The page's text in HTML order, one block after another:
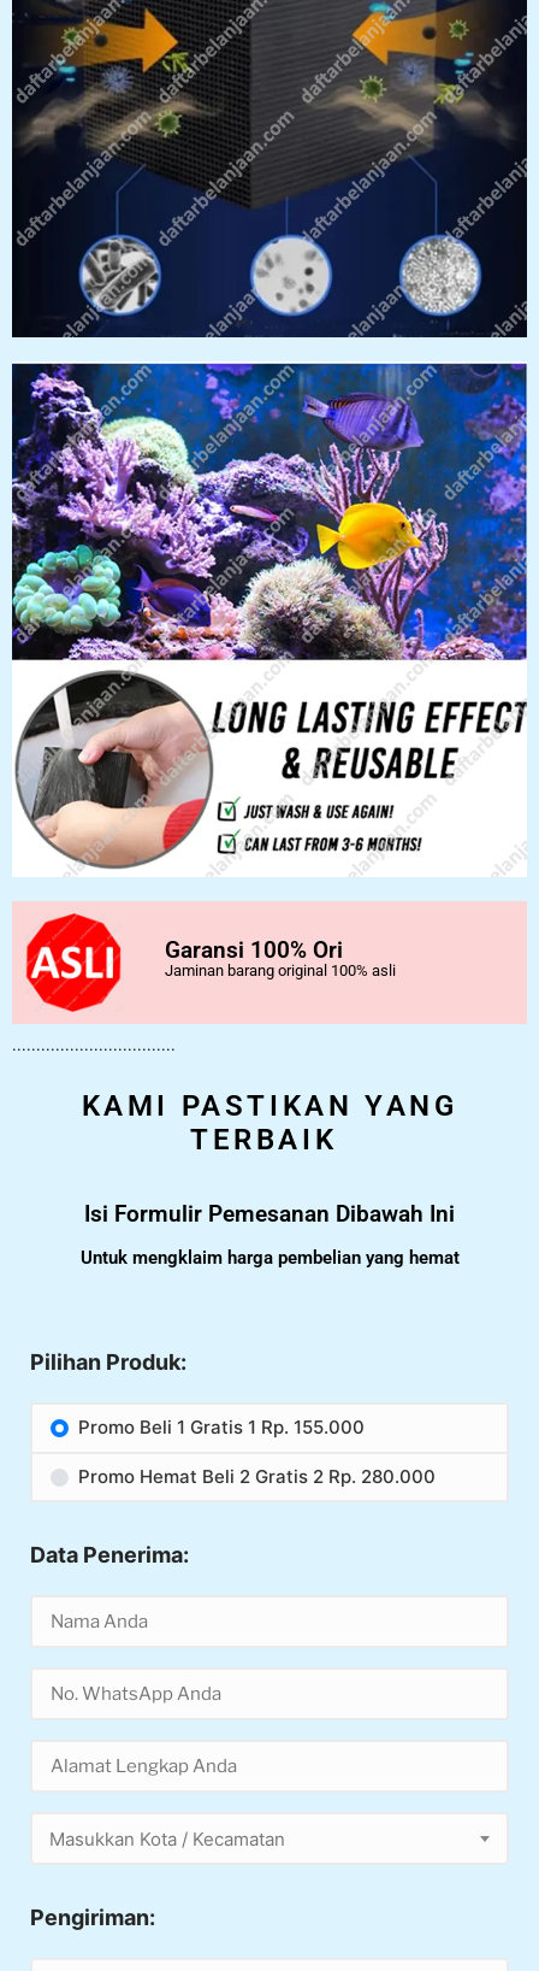
Garansi 100% Ori
Jaminan barang original 100% asli
..................................
KAMI PASTIKAN YANG
TERBAIK
Isi Formulir Pemesanan Dibawah Ini
Untuk mengklaim harga pembelian yang hemat
Pilihan Produk:
Promo Beli 1 Gratis 1 Rp. 155.000
Promo Hemat Beli 2 Gratis 2 Rp. 280.000
Data Penerima:
Masukkan Kota / Kecamatan
Pengiriman: